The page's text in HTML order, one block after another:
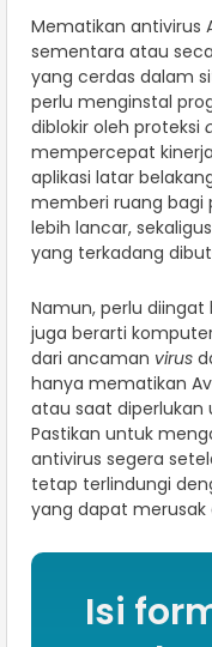
Mematikan antivirus
sementara atau
yang cerdas dalam
perlu menginstal
diblokir oleh proteksi
mempercepat
aplikasi latar
memberi ruang bagi
lebih lancar,
yang terkadang
Namun, perlu
juga berarti
dari ancaman virus
hanya mematikan
atau saat
Pastikan untuk
antivirus segera
tetap terlindungi
yang dapat merusak
Isi